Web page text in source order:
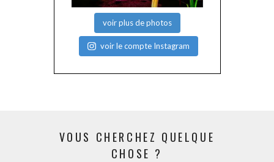
voir plus de photos
voir le compte Instagram
VOUS CHERCHEZ QUELQUE
CHOSE ?